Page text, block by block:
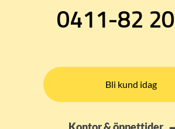
0411-82
Bli kund idag